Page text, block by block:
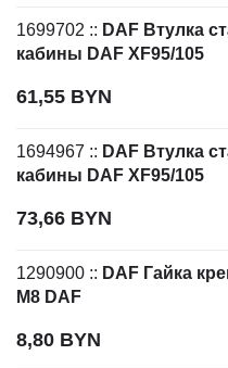
1699702 :: DAF Втулка
кабины DAF XF95/105
61,55 BYN
1694967 :: DAF Втулка
кабины DAF XF95/105
73,66 BYN
1290900 :: DAF Гайка
М8 DAF
8,80 BYN